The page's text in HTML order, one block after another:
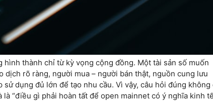
thành chỉ từ kỳ vọng cộng đồng. Một tài sản số muốn
dịch rõ ràng, người mua – người bán thật, nguồn cung lưu
dụng đủ lớn để tạo nhu cầu. Vì vậy, câu hỏi đúng không
là “điều gì phải hoàn tất để open mainnet có ý nghĩa kinh